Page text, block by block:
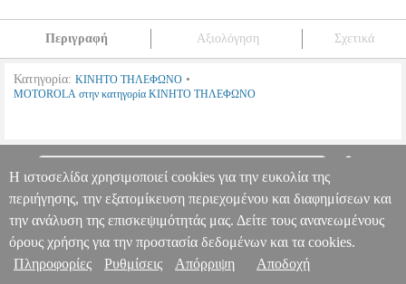
Περιγραφή Αξιολόγηση Σχετικά
Κατηγορία: ΚΙΝΗΤΟ ΤΗΛΕΦΩΝΟ •
MOTOROLA στην κατηγορία ΚΙΝΗΤΟ ΤΗΛΕΦΩΝΟ
TEL.096248 TEL.096248 MOTOROLA
ΚΙΝΗΤΟ ΤΗΛΕΦΩΝΟ Κατηγορία: ΚΙΝΗΤΟ ΤΗΛΕΦΩΝΟ
•MOTOROLA στην κατηγορία ΚΙΝΗΤΟ ΤΗΛΕΦΩΝΟ Μπαταρία:
Μη αποσπώμενη GPS:Οχι NFC:Οχι Radio:Οχι Fingerprint:Οχι Extra:
DOA 7 ημερών ΚΙΝΗΤΟ MOTOROLA G15 128GB 8GB DUAL
SIM IGUANA GREEN
0
Πληροφορίες & Υπηρεσίες >
Η ιστοσελίδα χρησιμοποιεί cookies για την ευκολία της
περιήγησης, την εξατομίκευση περιεχομένου και διαφημίσεων και
την ανάλυση της επισκεψιμότητάς μας. Δείτε τους ανανεωμένους
όρους χρήσης για την προστασία δεδομένων και τα cookies.
Πληροφορίες
Ρυθμίσεις Απόρριψη Αποδοχή